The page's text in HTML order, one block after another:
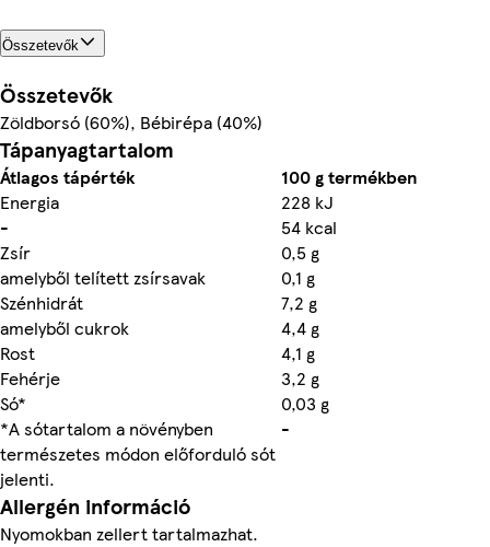
Összetevők
Összetevők
Zöldborsó (60%), Bébirépa (40%)
Tápanyagtartalom
Átlagos tápérték
100 g termékben
Energia
228 kJ
-
54 kcal
Zsír
0,5 g
amelyből telített zsírsavak
0,1 g
Szénhidrát
7,2 g
amelyből cukrok
4,4 g
Rost
4,1 g
Fehérje
3,2 g
Só*
0,03 g
*A sótartalom a növényben
természetes módon előforduló sót
jelenti.
-
Allergén információ
Nyomokban zellert tartalmazhat.